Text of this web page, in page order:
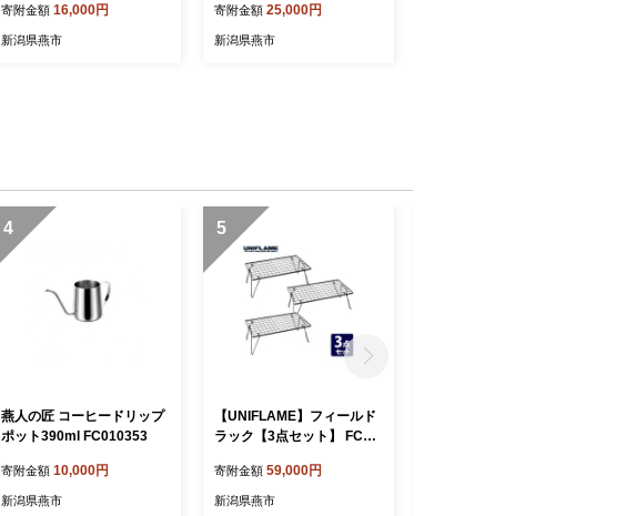
寄附金額 16,000円
新潟県燕市
寄附金額 25,000円
新潟県燕市
4
燕人の匠 コーヒードリップ
ポット390ml FC010353
寄附金額 10,000円
新潟県燕市
5
【UNIFLAME】フィールド
ラック【3点セット】 FC05
寄附金額 59,000円
新潟県燕市